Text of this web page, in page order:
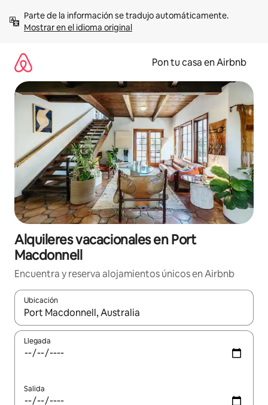
contenidoMostrar en el idioma original
Pon tu casa en Airbnb
Alquileres vacacionales en Port
Macdonnell
Encuentra y reserva alojamientos únicos en Airbnb
Ubicación
Cuando los resultados estén disponibles, navega con las
Llegada
Salida